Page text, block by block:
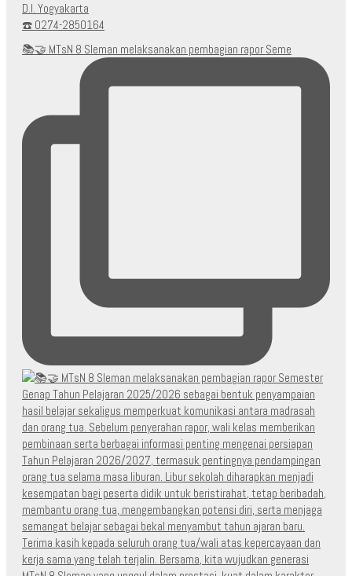
D.I. Yogyakarta
☎️ 0274-2850164
📚🤝 MTsN 8 Sleman melaksanakan pembagian rapor Seme